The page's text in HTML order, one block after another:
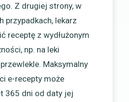
Z drugiej strony, w
przypadkach, lekarz
receptę z wydłużonym
np. na leki
Maksymalny
e-recepty może
365 dni od daty jej